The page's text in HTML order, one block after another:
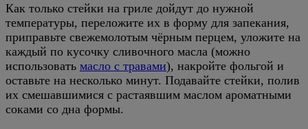
Как только стейки на гриле дойдут до нужной
температуры, переложите их в форму для запекания,
приправьте свежемолотым чёрным перцем, уложите на
каждый по кусочку сливочного масла (можно
использовать масло с травами), накройте фольгой и
оставьте на несколько минут. Подавайте стейки, полив
их смешавшимися с растаявшим маслом ароматными
соками со дна формы.